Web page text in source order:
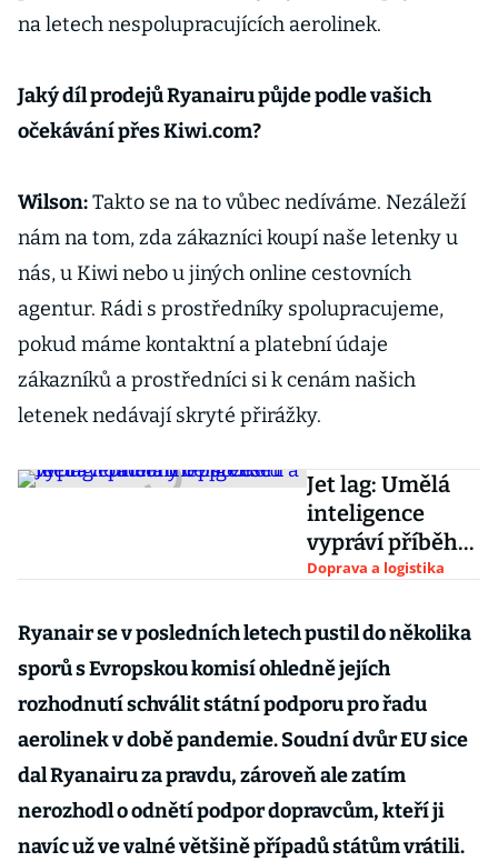
na letech nespolupracujících aerolinek.
Jaký díl prodejů Ryanairu půjde podle vašich
očekávání přes Kiwi.com?
Wilson:Takto se na to vůbec nedíváme. Nezáleží
nám na tom, zda zákazníci koupí naše letenky u
nás, u Kiwi nebo u jiných online cestovních
agentur. Rádi s prostředníky spolupracujeme,
pokud máme kontaktní a platební údaje
zákazníků a prostředníci si k cenám našich
letenek nedávají skryté přirážky.
Jet lag: Umělá
inteligence
vypráví příběhy
o zpoždění a
lepší cestu
Doprava a logistika
Ryanair se v posledních letech pustil do několika
sporů s Evropskou komisí ohledně jejích
rozhodnutí schválit státní podporu pro řadu
aerolinek v době pandemie. Soudní dvůr EU sice
dal Ryanairu za pravdu, zároveň ale zatím
nerozhodl o odnětí podpor dopravcům, kteří ji
navíc už ve valné většině případů státům vrátili.